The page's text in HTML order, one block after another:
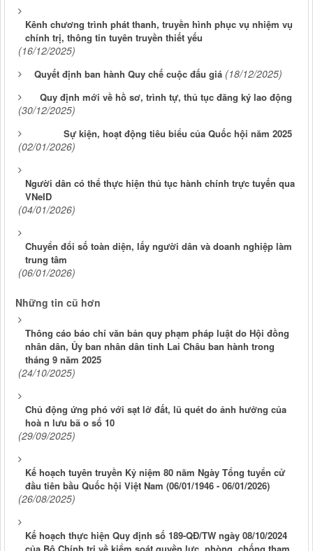
Kênh chương trình phát thanh, truyền hình phục vụ nhiệm vụ
chính trị, thông tin tuyên truyền thiết yếu
(16/12/2025)
Quyết định ban hành Quy chế cuộc đấu giá (18/12/2025)
Quy định mới về hồ sơ, trình tự, thủ tục đăng ký lao động
(30/12/2025)
Sự kiện, hoạt động tiêu biểu của Quốc hội năm 2025
(02/01/2026)
Người dân có thể thực hiện thủ tục hành chính trực tuyến qua
VNeID
(04/01/2026)
Chuyển đổi số toàn diện, lấy người dân và doanh nghiệp làm
trung tâm
(06/01/2026)
Những tin cũ hơn
Thông cáo báo chí văn bản quy phạm pháp luật do Hội đồng
nhân dân, Ủy ban nhân dân tỉnh Lai Châu ban hành trong
tháng 9 năm 2025
(24/10/2025)
Chủ động ứng phó với sạt lở đất, lũ quét do ảnh hưởng của
hoà n lưu bã o số 10
(29/09/2025)
Kế hoạch tuyên truyền Kỷ niệm 80 năm Ngày Tổng tuyển cử
đầu tiên bầu Quốc hội Việt Nam (06/01/1946 - 06/01/2026)
(26/08/2025)
Kế hoạch thực hiện Quy định số 189-QĐ/TW ngày 08/10/2024